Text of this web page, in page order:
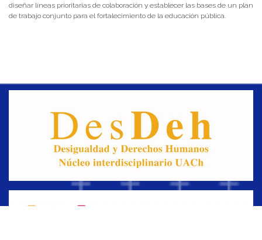
diseñar líneas prioritarias de colaboración y establecer las bases de un plan
de trabajo conjunto para el fortalecimiento de la educación pública.